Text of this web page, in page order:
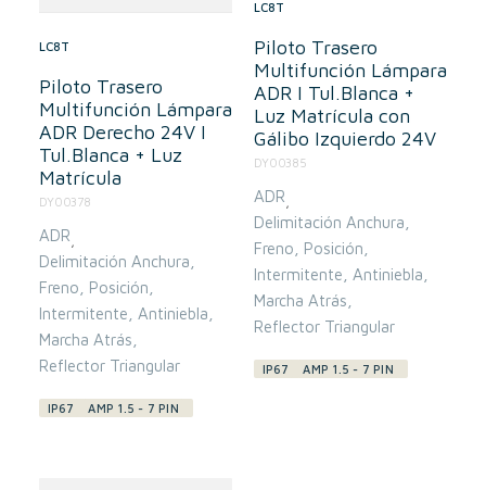
LC8T
Piloto Trasero
Multifunción Lámpara
ADR Derecho 24V I
Tul.Blanca + Luz
Matrícula
DY00378
ADR
Delimitación Anchura
Freno
Posición
Intermitente
Antiniebla
Marcha Atrás
Reflector Triangular
IP67 AMP 1.5 - 7 PIN
LC8T
Piloto Trasero
Multifunción Lámpara
ADR I Tul.Blanca +
Luz Matrícula con
Gálibo Izquierdo 24V
DY00385
ADR,
Delimitación Anchura
Freno
Posición
Intermitente Antiniebla
Marcha Atrás
Reflector Triangular
IP67 AMP 1.5 - 7 PIN